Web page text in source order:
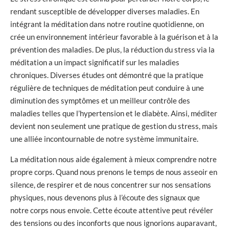
rendant susceptible de développer diverses maladies. En
intégrant la méditation dans notre routine quotidienne, on
crée un environnement intérieur favorable à la guérison et à la
prévention des maladies. De plus, la réduction du stress via la
méditation a un impact significatif sur les maladies
chroniques. Diverses études ont démontré que la pratique
régulière de techniques de méditation peut conduire à une
diminution des symptômes et un meilleur contrôle des
maladies telles que l’hypertension et le diabète. Ainsi, méditer
devient non seulement une pratique de gestion du stress, mais
une alliée incontournable de notre système immunitaire.
La méditation nous aide également à mieux comprendre notre
propre corps. Quand nous prenons le temps de nous asseoir en
silence, de respirer et de nous concentrer sur nos sensations
physiques, nous devenons plus à l’écoute des signaux que
notre corps nous envoie. Cette écoute attentive peut révéler
des tensions ou des inconforts que nous ignorions auparavant,